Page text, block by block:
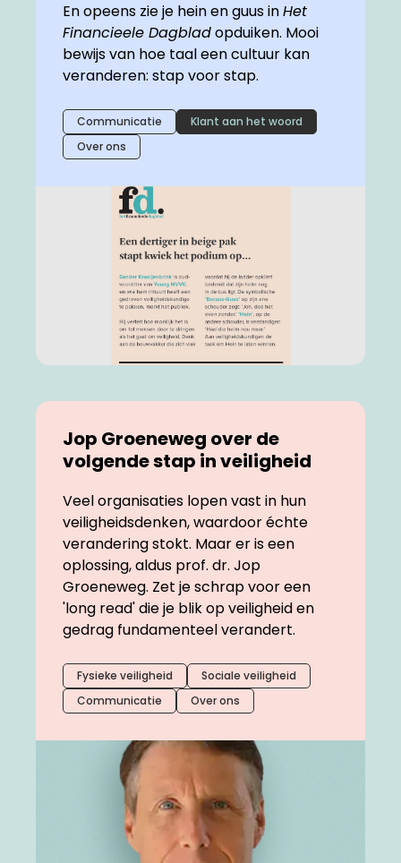
En opeens zie je hein en guus inHet
Financieele Dagbladopduiken. Mooi
bewijs van hoe taal een cultuur kan
veranderen: stap voor stap.
Communicatie
Klant aan het woord
Over ons
Jop Groeneweg over de
volgende stap in veiligheid
Veel organisaties lopen vast in hun
veiligheidsdenken, waardoor échte
verandering stokt. Maar er is een
oplossing, aldus prof. dr. Jop
Groeneweg. Zet je schrap voor een
'long read' die je blik op veiligheid en
gedrag fundamenteel verandert.
Fysieke veiligheid
Sociale veiligheid
Communicatie
Over ons